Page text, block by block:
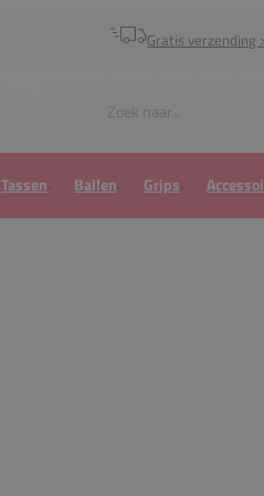
Gratis verzending
Tassen Ballen Grips